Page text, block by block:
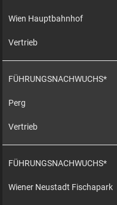
Wien Hauptbahnhof
Vertrieb
FÜHRUNGSNACHWUCHS*
Perg
Vertrieb
FÜHRUNGSNACHWUCHS*
Wiener Neustadt Fischapark